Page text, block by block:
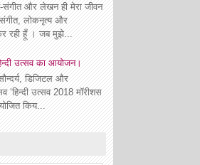
और लेखन ही मेरा जीवन
लोकनृत्य और
रही हूँ । जब मुझे...
उत्सव का आयोजन।
सौन्दर्य, डिजिटल और
‘हिन्दी उत्सव 2018 मॉरीशस
किय...